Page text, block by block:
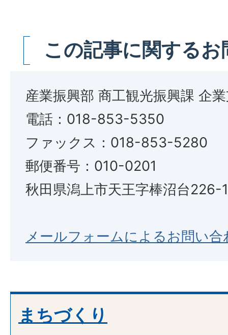
この記事に関する
産業振興部 商工観光振興課 企
電話：018-853-5350
ファックス：018-853-5280
郵便番号：010-0201
秋田県潟上市天王字棒沼台226-1
メールフォームによるお問い合
まちづくり